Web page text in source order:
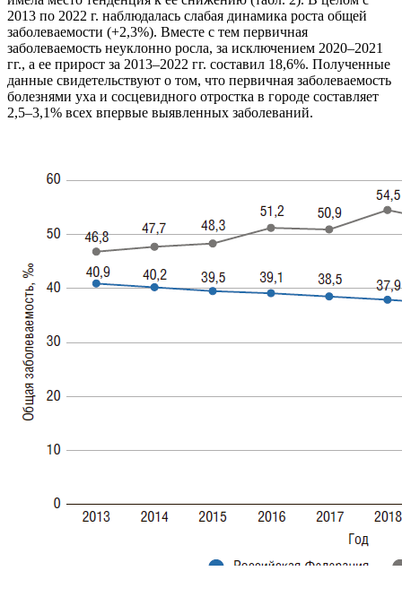
2013 по 2022 г. наблюдалась слабая динамика роста общей
заболеваемости (+2,3%). Вместе с тем первичная
заболеваемость неуклонно росла, за исключением 2020–2021
гг., а ее прирост за 2013–2022 гг. составил 18,6%. Полученные
данные свидетельствуют о том, что первичная заболеваемость
болезнями уха и сосцевидного отростка в городе составляет
2,5–3,1% всех впервые выявленных заболеваний.